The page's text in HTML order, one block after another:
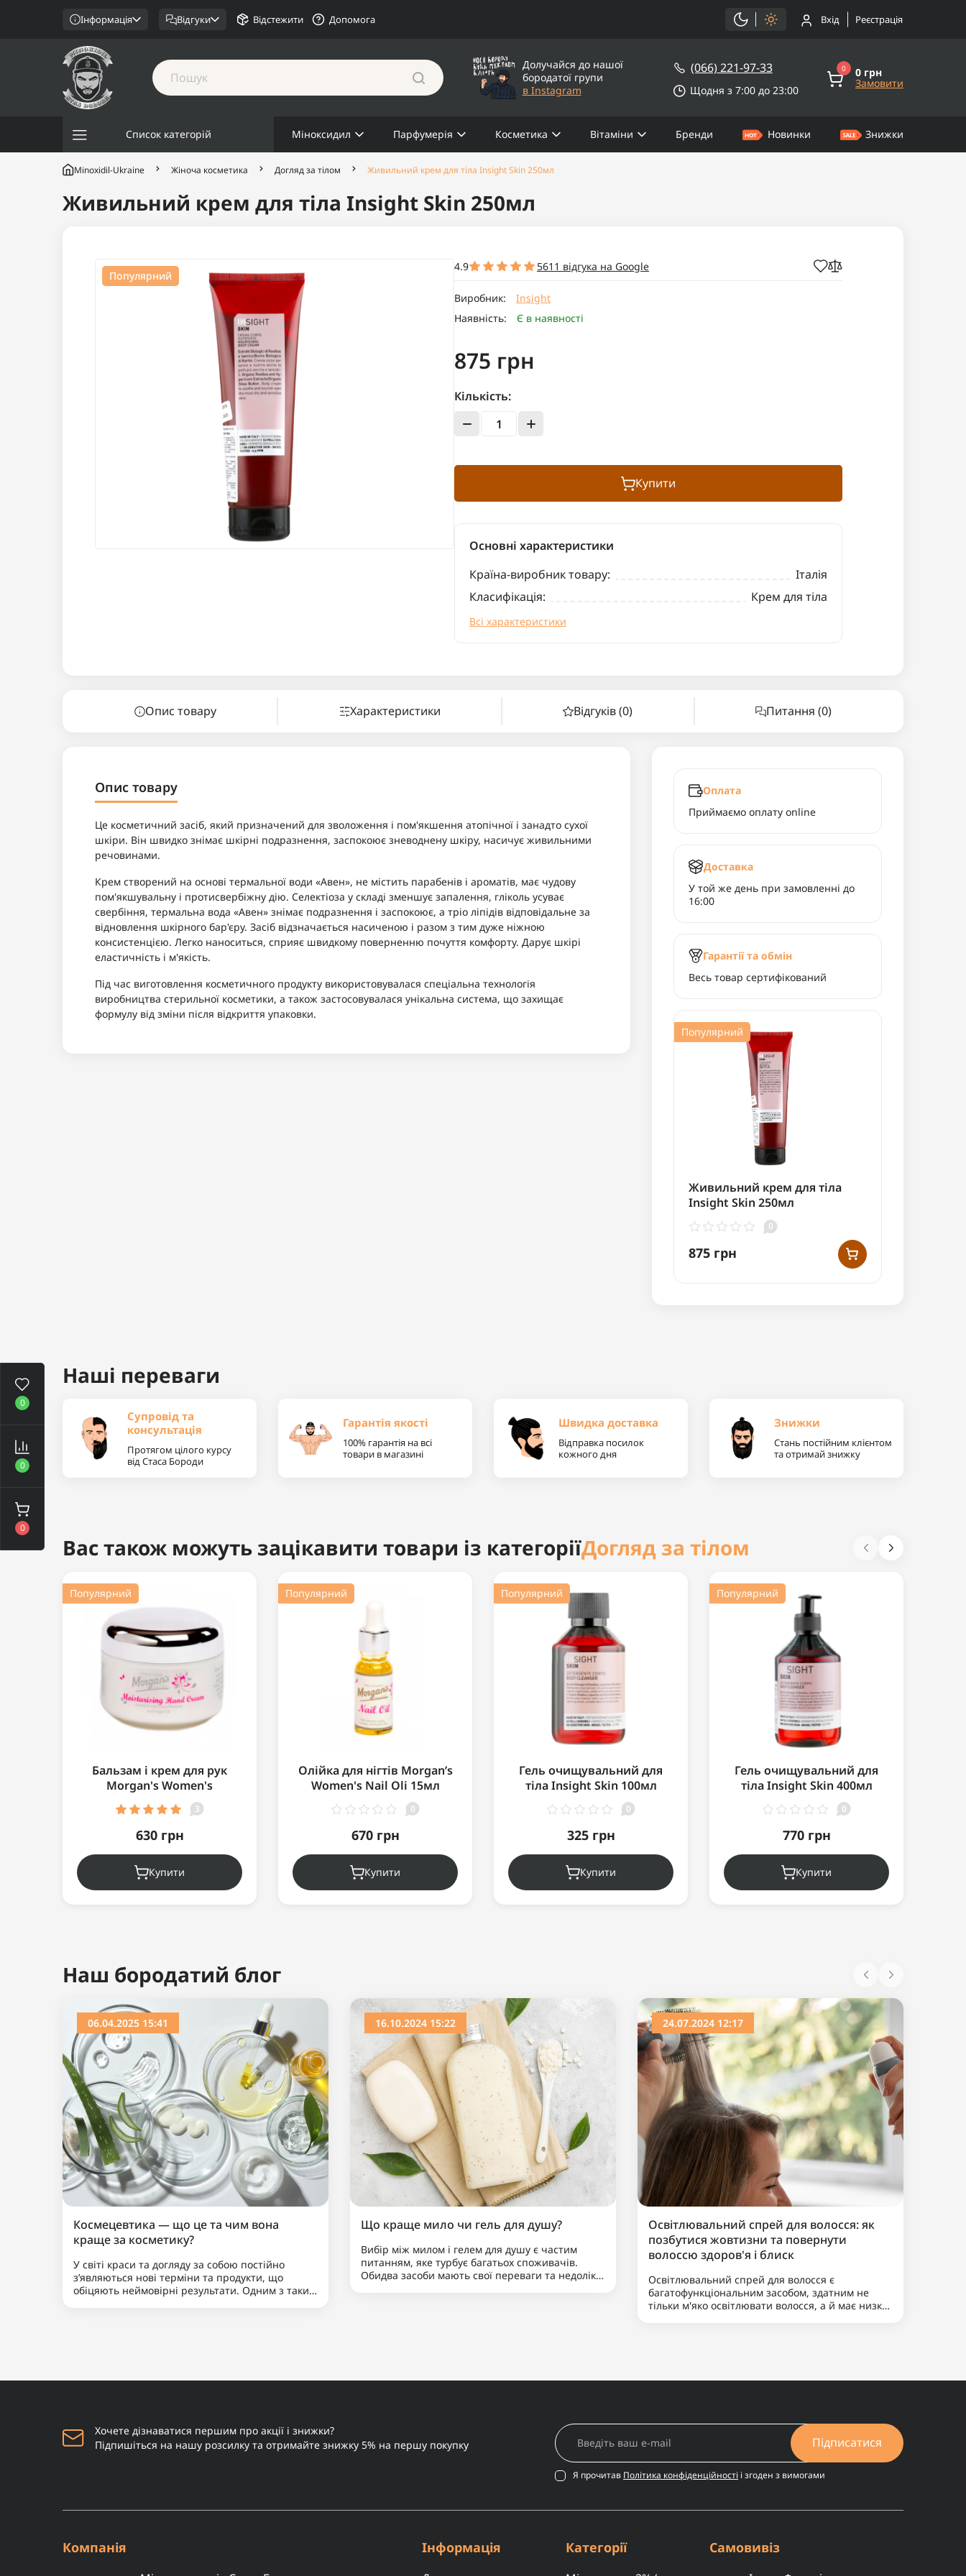
0
0
0
Інформація Відгуки Відстежити Допомога Вхід Реєстрація
Долучайся до нашої
бородатої групи
в Instagram
(066) 221-97-33
Щодня з 7:00 до 23:00
0 0 грн
Замовити
Список категорій Міноксидил Парфумерія Косметика Вітаміни Бренди Новинки Знижки
Minoxidil-Ukraine Жіноча косметика Догляд за тілом Живильний крем для тіла Insight Skin 250мл
Живильний крем для тіла Insight Skin 250мл
Популярний
4.9 5611 відгука на Google
Виробник:
Insight
Наявність:
Є в наявності
875 грн
Кількість:
Купити
Основні характеристики
Країна-виробник товару:
Італія
Класифікація:
Крем для тіла
Всі характеристики
Опис товару Характеристики Відгуків (0) Питання (0)
Опис товару
Це косметичний засіб, який призначений для зволоження і пом'якшення атопічної і занадто сухої
шкіри. Він швидко знімає шкірні подразнення, заспокоює зневоднену шкіру, насичує живильними
речовинами.
Крем створений на основі термальної води «Авен», не містить парабенів і ароматів, має чудову
пом'якшувальну і протисвербіжну дію. Селектіоза у складі зменшує запалення, гліколь усуває
свербіння, термальна вода «Авен» знімає подразнення і заспокоює, а тріо ліпідів відповідальне за
відновлення шкірного бар'єру. Засіб відзначається насиченою і разом з тим дуже ніжною
консистенцією. Легко наноситься, сприяє швидкому поверненню почуття комфорту. Дарує шкірі
еластичність і м'якість.
Під час виготовлення косметичного продукту використовувалася спеціальна технологія
виробництва стерильної косметики, а також застосовувалася унікальна система, що захищає
формулу від зміни після відкриття упаковки.
Оплата
Приймаємо оплату online
Доставка
У той же день при замовленні до
16:00
Гарантії та обмін
Весь товар сертифікований
Популярний
Живильний крем для тіла
Insight Skin 250мл
0
875 грн
Наші переваги
Супровід та
консультація
Протягом цілого курсу
від Стаса Бороди
Гарантія якості
100% гарантія на всі
товари в магазині
Швидка доставка
Відправка посилок
кожного дня
Знижки
Стань постійним клієнтом
та отримай знижку
Вас також можуть зацікавити товари із категоріїДогляд за тілом
Популярний
Бальзам і крем для рук
Morgan's Women's
Moisturising Hand Cream Jar
100мл
3
630 грн
Купити
Популярний
Олійка для нігтів Morgan’s
Women's Nail Oli 15мл
0
670 грн
Купити
Популярний
Гель очищувальний для
тіла Insight Skin 100мл
0
325 грн
Купити
Популярний
Гель очищувальний для
тіла Insight Skin 400мл
0
770 грн
Купити
Ви дивилися
Популярний
Наш бородатий блог